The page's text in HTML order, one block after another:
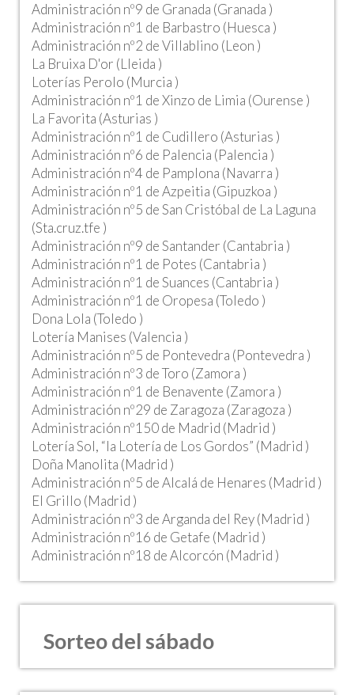
Administración nº9 de Granada (Granada )
Administración nº1 de Barbastro (Huesca )
Administración nº2 de Villablino (Leon )
La Bruixa D'or (Lleida )
Loterías Perolo (Murcia )
Administración nº1 de Xinzo de Limia (Ourense )
La Favorita (Asturias )
Administración nº1 de Cudillero (Asturias )
Administración nº6 de Palencia (Palencia )
Administración nº4 de Pamplona (Navarra )
Administración nº1 de Azpeitia (Gipuzkoa )
Administración nº5 de San Cristóbal de La Laguna
(Sta.cruz.tfe )
Administración nº9 de Santander (Cantabria )
Administración nº1 de Potes (Cantabria )
Administración nº1 de Suances (Cantabria )
Administración nº1 de Oropesa (Toledo )
Dona Lola (Toledo )
Lotería Manises (Valencia )
Administración nº5 de Pontevedra (Pontevedra )
Administración nº3 de Toro (Zamora )
Administración nº1 de Benavente (Zamora )
Administración nº29 de Zaragoza (Zaragoza )
Administración nº150 de Madrid (Madrid )
Lotería Sol, “la Lotería de Los Gordos” (Madrid )
Doña Manolita (Madrid )
Administración nº5 de Alcalá de Henares (Madrid )
El Grillo (Madrid )
Administración nº3 de Arganda del Rey (Madrid )
Administración nº16 de Getafe (Madrid )
Administración nº18 de Alcorcón (Madrid )
Sorteo del sábado